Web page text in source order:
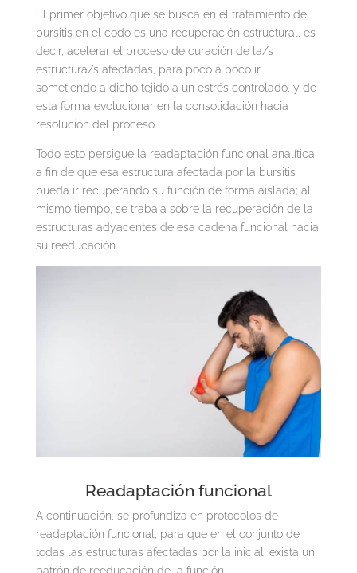
El primer objetivo que se busca en el tratamiento de
bursitis en el codo es una recuperación estructural, es
decir, acelerar el proceso de curación de la/s
estructura/s afectadas, para poco a poco ir
sometiendo a dicho tejido a un estrés controlado, y de
esta forma evolucionar en la consolidación hacia
resolución del proceso.
Todo esto persigue la readaptación funcional analítica,
a fin de que esa estructura afectada por la bursitis
pueda ir recuperando su función de forma aislada; al
mismo tiempo, se trabaja sobre la recuperación de la
estructuras adyacentes de esa cadena funcional hacia
su reeducación.
Readaptación funcional
A continuación, se profundiza en protocolos de
readaptación funcional, para que en el conjunto de
todas las estructuras afectadas por la inicial, exista un
patrón de reeducación de la función.